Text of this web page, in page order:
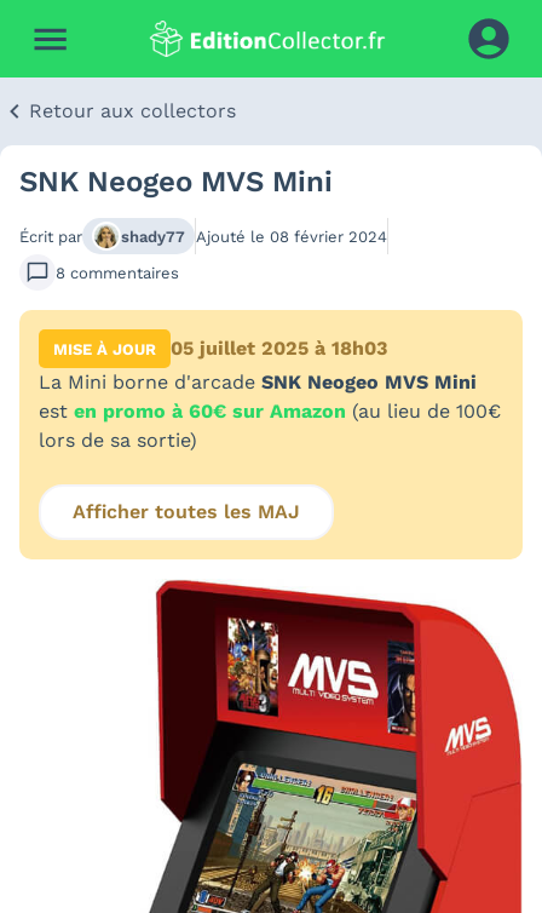
Retour aux collectors
SNK Neogeo MVS Mini
Écrit par shady77 Ajouté le 08 février 2024
8 commentaires
MISE À JOUR
05 juillet 2025 à 18h03
La Mini borne d'arcade SNK Neogeo MVS Mini
est en promo à 60€ sur Amazon (au lieu de 100€
lors de sa sortie)
Afficher toutes les MAJ